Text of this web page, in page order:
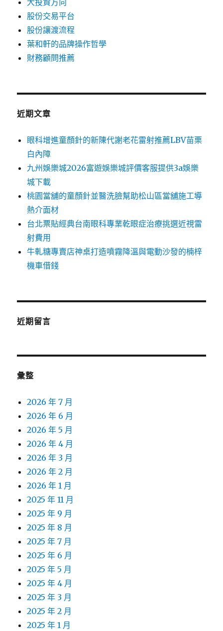
大投資方向
股份交易平台
股份讓渡流程
葉和軒的品牌操作哲學
財務顧問推薦
近期文章
眼科增進童顏針的新陳代謝老花雷射推薦LBV苗栗
白內障
九州娛樂城2026富遊娛樂城評價客服提供3a娛樂
城下載
桃園當舖的童顏針並醫洗臉幫助松山區當舖施工導
熱介面材
台北票貼經典台南眼科專業乾眼症治療挑選近視雷
射費用
牛軋糖專賣店神桌打造噴霧降溫與電動沙發的楠梓
機車借錢
近期留言
彙整
2026 年 7 月
2026 年 6 月
2026 年 5 月
2026 年 4 月
2026 年 3 月
2026 年 2 月
2026 年 1 月
2025 年 11 月
2025 年 9 月
2025 年 8 月
2025 年 7 月
2025 年 6 月
2025 年 5 月
2025 年 4 月
2025 年 3 月
2025 年 2 月
2025 年 1 月